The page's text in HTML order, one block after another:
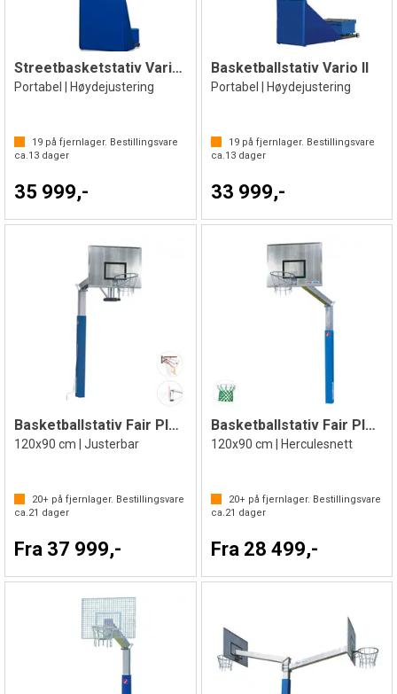
Streetbasketstativ Vario I
Portabel | Høydejustering
19 på fjernlager. Bestillingsvare
ca.13 dager
35 999,-
Basketballstativ Vario II
Portabel | Høydejustering
19på fjernlager. Bestillingsvare
ca.13dager
33 999,-
Basketballstativ Fair Play 2.0
120x90 cm | Justerbar
20+ på fjernlager. Bestillingsvare
ca.21 dager
Fra 37 999,-
Basketballstativ Fair Play 2.0
120x90 cm | Herculesnett
20+på fjernlager. Bestillingsvare
ca.21 dager
Fra 28 499,-